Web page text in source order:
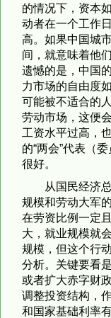
的情况下，资本
动者在一个工作
高。如果中国城
间，就意味着他
遗憾的是，中国
力市场的自由度
可能被不适合的
劳动市场，这便
工资水平过高，
的“两会”代表（
很好。
从国民经济
规模和劳动大军
在劳资比例一定
大，就业规模就
规模，但这个行
分析。关键要看
或者扩大赤字财
调整投资结构，
和国家基础利率